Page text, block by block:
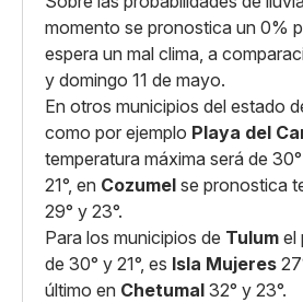
momento se pronostica un 0%
espera un mal clima, a
y domingo 11 de mayo.
En otros municipios del estado
como por ejemplo Playa del
temperatura máxima será de
21°, en Cozumel se pronostica
29° y 23°.
Para los municipios de Tulum el
de 30° y 21°, es Isla Mujeres
último en Chetumal 32° y 23°.